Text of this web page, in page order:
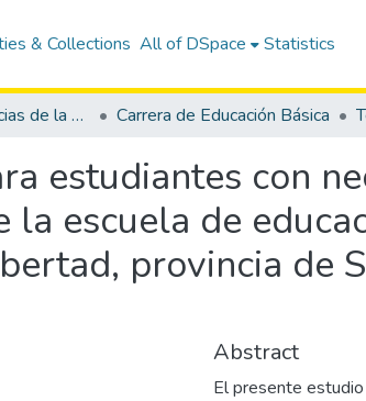
& Collections All of DSpace Statistics
Facultad de Ciencias de la Educación e Idiomas Carrera de Educación Básica
estudiantes con
la escuela de
provincia de
Abstract
El presente